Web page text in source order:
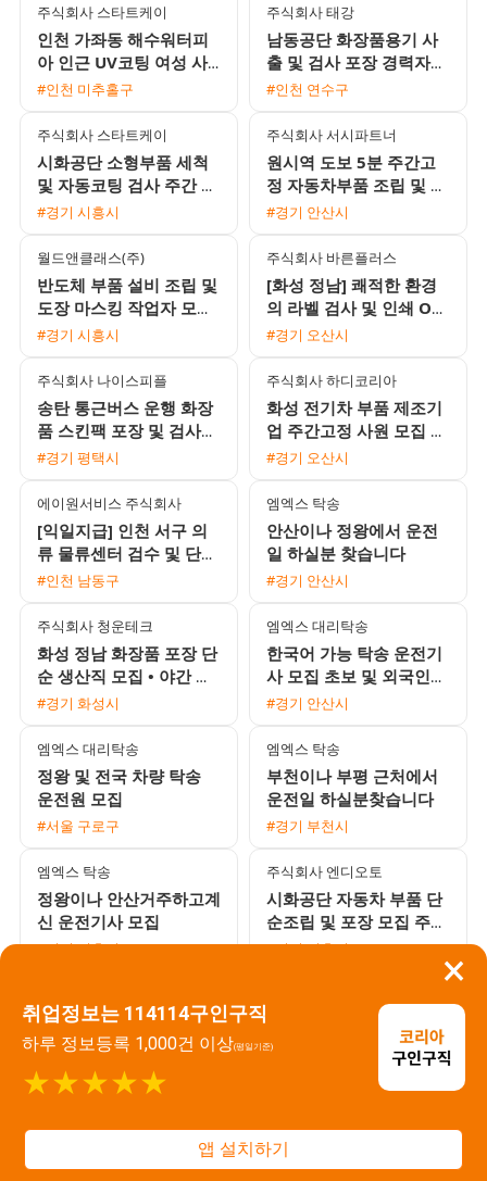
×
취업정보는 114114구인구직
하루 정보등록 1,000건 이상(평일기준)
★★★★★
앱 설치하기
주식회사 스타트케이
인천 가좌동 해수워터피
아 인근 UV코팅 여성 사
원 모집 주급 및 가불 가
#인천 미추홀구
주식회사 태강
남동공단 화장품용기 사
출 및 검사 포장 경력자
채용 알찬 수당과 유급휴
#인천 연수구
주식회사 스타트케이
시화공단 소형부품 세척
및 자동코팅 검사 주간 사
원 모집
#경기 시흥시
주식회사 서시파트너
원시역 도보 5분 주간고
정 자동차부품 조립 및 포
장 장기 근무자 모집
#경기 안산시
월드앤클래스(주)
반도체 부품 설비 조립 및
도장 마스킹 작업자 모집
초보 가능
#경기 시흥시
주식회사 바른플러스
[화성 정남] 쾌적한 환경
의 라벨 검사 및 인쇄 OP
모집 (통근버스 운행)
#경기 오산시
주식회사 나이스피플
송탄 통근버스 운행 화장
품 스킨팩 포장 및 검사
사원 모집 일급 166875
#경기 평택시
주식회사 하디코리아
화성 전기차 부품 제조기
업 주간고정 사원 모집 초
보 및 교포 가능
#경기 오산시
에이원서비스 주식회사
[익일지급] 인천 서구 의
류 물류센터 검수 및 단순
포장 사원 모집 (시급
#인천 남동구
엠엑스 탁송
안산이나 정왕에서 운전
일 하실분 찾습니다
#경기 안산시
주식회사 청운테크
화성 정남 화장품 포장 단
순 생산직 모집 • 야간 월
350만원 이상 • 상여 100
#경기 화성시
엠엑스 대리탁송
한국어 가능 탁송 운전기
사 모집 초보 및 외국인
환영
#경기 안산시
엠엑스 대리탁송
정왕 및 전국 차량 탁송
운전원 모집
#서울 구로구
엠엑스 탁송
부천이나 부평 근처에서
운전일 하실분찾습니다
#경기 부천시
엠엑스 탁송
정왕이나 안산거주하고계
신 운전기사 모집
#경기 시흥시
주식회사 엔디오토
시화공단 자동차 부품 단
순조립 및 포장 모집 주간
고정 주야교대 선택 가능
#경기 시흥시
오산 가장산단 화장품 라
벨부착 및 포장 주간 근무
자 모집 (상여금 50% 및
통근버스 운행)
#경기 오산시
신입 가능 PCB 라우터 부
서 회사 직접 채용 3조2교
의왕 오산 스마트폰 카메
라 렌즈 모듈 생산 사원
시화/반월공단 마스크팩
생산직 모집 매주 화요일